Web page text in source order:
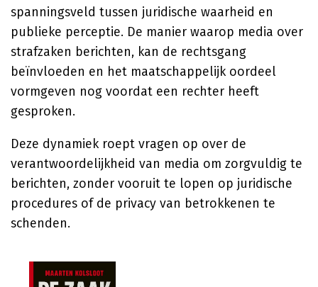
spanningsveld tussen juridische waarheid en
publieke perceptie. De manier waarop media over
strafzaken berichten, kan de rechtsgang
beïnvloeden en het maatschappelijk oordeel
vormgeven nog voordat een rechter heeft
gesproken.
Deze dynamiek roept vragen op over de
verantwoordelijkheid van media om zorgvuldig te
berichten, zonder vooruit te lopen op juridische
procedures of de privacy van betrokkenen te
schenden.